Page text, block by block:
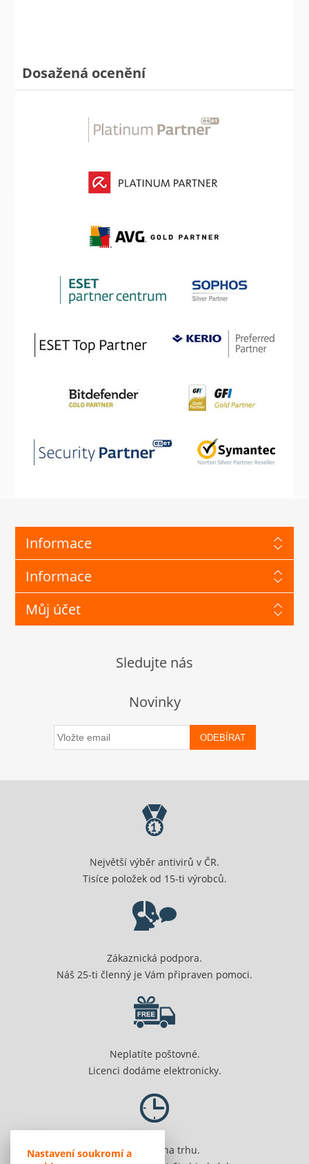
Nastavení soukromí a
Dosažená ocenění
Informace
Informace
Můj účet
Sledujte nás
Novinky
ODEBÍRAT
Největší výběr antivirů v ČR.
Tisíce položek od 15-ti výrobců.
Zákaznická podpora.
Náš 25-ti členný je Vám připraven pomoci.
Neplatíte poštovné.
Licenci dodáme elektronicky.
Jsme 20 let na trhu.